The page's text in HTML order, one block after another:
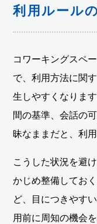
利用ルール
コワーキングスペ
で、利用方法に関
生しやすくなりま
間の基準、会話の
昧なままだと、利
こうした状況を避
かじめ整備してお
ど、目につきやす
用前に周知の機会